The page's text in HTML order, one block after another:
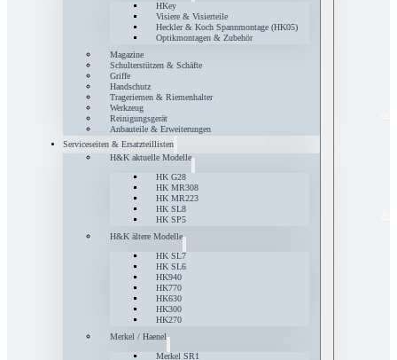
HKey
Visiere & Visierteile
Heckler & Koch Spannmontage (HK05)
Optikmontagen & Zubehör
Magazine
Schulterstützen & Schäfte
Griffe
Handschutz
Trageriemen & Riemenhalter
Werkzeug
Reinigungsgerät
Anbauteile & Erweiterungen
Serviceseiten & Ersatzteillisten
H&K aktuelle Modelle
HK G28
HK MR308
HK MR223
HK SL8
HK SP5
H&K ältere Modelle
HK SL7
HK SL6
HK940
HK770
HK630
HK300
HK270
Merkel / Haenel
Merkel SR1